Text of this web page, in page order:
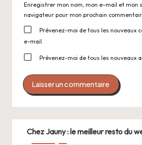
Enregistrer mon nom, mon e-mail et mon
navigateur pour mon prochain
Prévenez-moi de tous les nouveaux
e-mail.
Prévenez-moi de tous les nouveaux
Chez Jauny : le meilleur resto du